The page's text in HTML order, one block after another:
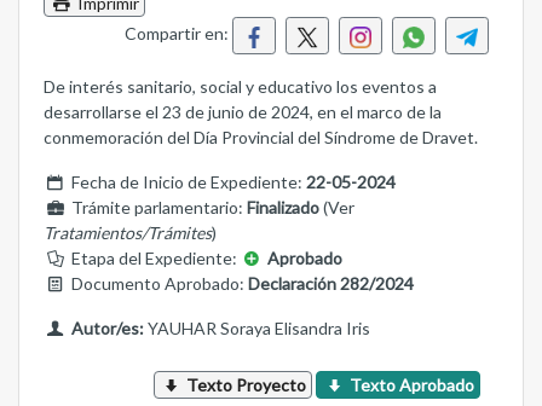
Compartir en:
De interés sanitario, social y educativo los eventos a
desarrollarse el 23 de junio de 2024, en el marco de la
conmemoración del Día Provincial del Síndrome de Dravet.
Fecha de Inicio de Expediente: 22-05-2024
Trámite parlamentario: Finalizado(Ver
Tratamientos/Trámites)
Etapa del Expediente:
Aprobado
Documento Aprobado: Declaración 282/2024
Autor/es:YAUHAR Soraya Elisandra Iris
Texto Proyecto Texto Aprobado